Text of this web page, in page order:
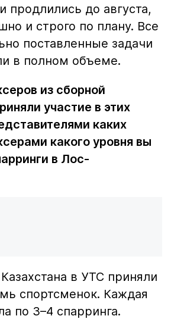
продлились до августа,
и строго по плану. Все
поставленные задачи
в полном объеме.
из сборной
участие в этих
каких
какого уровня вы
в Лос-
в УТС приняли
спортсменок. Каждая
по 3–4 спарринга.